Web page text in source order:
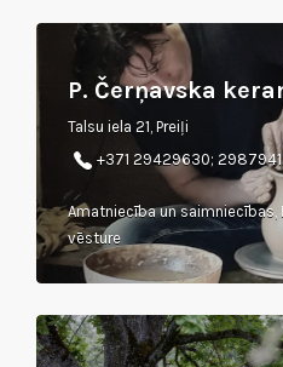
P. Čerņavska
Talsu iela 21, Preiļi
+371 29429630;
Amatniecība un saimniecības,
vēsture